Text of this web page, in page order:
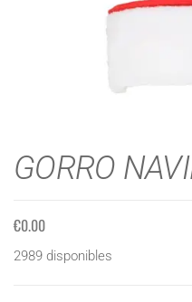
GORRO
€0.00
2989 disponibles